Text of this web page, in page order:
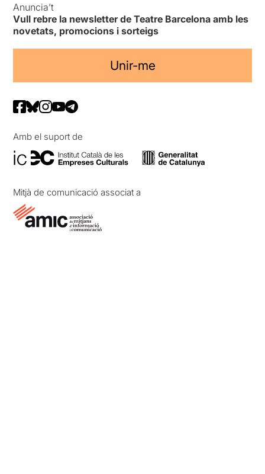
Anuncia’t
Vull rebre la newsletter de Teatre Barcelona amb les
novetats, promocions i sorteigs
Unir-me
Amb el suport de
Mitjà de comunicació associat a